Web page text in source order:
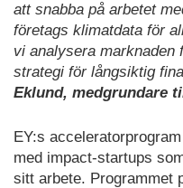
att snabba på arbetet
företags klimatdata för
vi analysera
strategi för långsiktig
Eklund, medgrundare
EY:s
med impact-startups
sitt arbete. Programmet